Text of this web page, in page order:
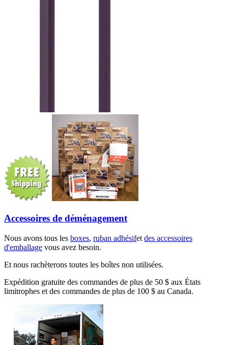
Accessoires de déménagement
Nous avons tous les boxes, ruban adhésifet des accessoires
d'emballage vous avez besoin.
Et nous rachèterons toutes les boîtes non utilisées.
Expédition gratuite des commandes de plus de 50 $ aux États
limitrophes et des commandes de plus de 100 $ au Canada.